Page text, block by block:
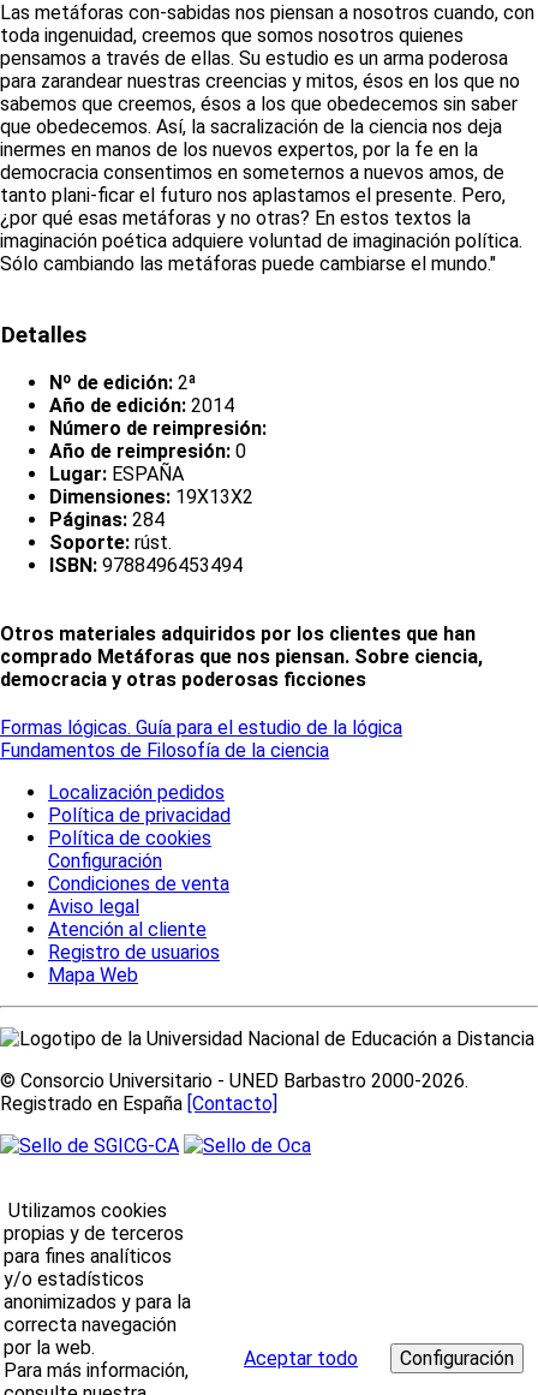
Las metáforas con-sabidas nos piensan a nosotros cuando, con
toda ingenuidad, creemos que somos nosotros quienes
pensamos a través de ellas. Su estudio es un arma poderosa
para zarandear nuestras creencias y mitos, ésos en los que no
sabemos que creemos, ésos a los que obedecemos sin saber
que obedecemos. Así, la sacralización de la ciencia nos deja
inermes en manos de los nuevos expertos, por la fe en la
democracia consentimos en someternos a nuevos amos, de
tanto plani-ficar el futuro nos aplastamos el presente. Pero,
¿por qué esas metáforas y no otras? En estos textos la
imaginación poética adquiere voluntad de imaginación política.
Sólo cambiando las metáforas puede cambiarse el mundo."
Detalles
Nº de edición: 2ª
Año de edición: 2014
Número de reimpresión:
Año de reimpresión: 0
Lugar: ESPAÑA
Dimensiones: 19X13X2
Páginas: 284
Soporte: rúst.
ISBN: 9788496453494
Otros materiales adquiridos por los clientes que han
comprado Metáforas que nos piensan. Sobre ciencia,
democracia y otras poderosas ficciones
Formas lógicas. Guía para el estudio de la lógica
Fundamentos de Filosofía de la ciencia
Localización pedidos
Política de privacidad
Política de cookies
Configuración
Condiciones de venta
Aviso legal
Atención al cliente
Registro de usuarios
Mapa Web
© Consorcio Universitario - UNED Barbastro 2000-2026.
Registrado en España [Contacto]
Utilizamos cookies
propias y de terceros
para fines analíticos
y/o estadísticos
anonimizados y para la
correcta navegación
por la web.
Para más información,
Aceptar todo